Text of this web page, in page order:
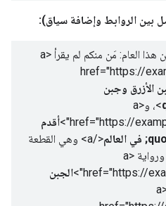
الروابط وإضافة سياق):
العام: مَن منكم لم يقرأ
<a
href="https://
الأزرق وجبن
، و <a
href="https://
أقدم
</a>
وهي القطعة
<a
href="https://
الجبن
<a